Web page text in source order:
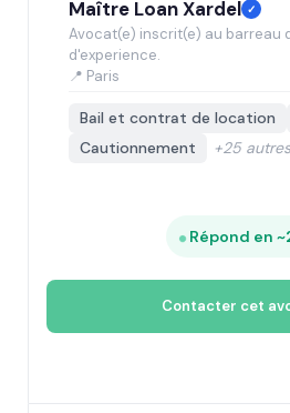
Maître Loan Xardel ✓
Avocat(e) inscrit(e) au barreau
d'experience.
📍 Paris
Bail et contrat de location
Cautionnement
+25 autres
Répond en
Contacter cet